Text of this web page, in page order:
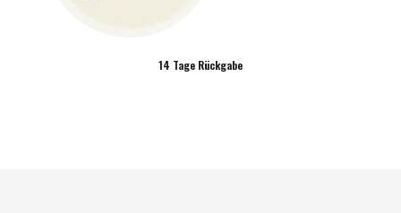
14 Tage Rückgabe